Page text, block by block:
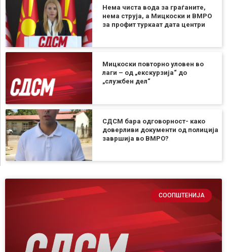
Нема чиста вода за граѓаните,
нема струја, а Мицкоски и ВМРО
за профит туркаат дата центри
Мицкоски повторно уловен во
лаги – од „екскурзија“ до
„службен дел“
СДСМ бара одговорност- како
доверливи документи од полиција
завршија во ВМРО?
СООПШТЕНИЈА